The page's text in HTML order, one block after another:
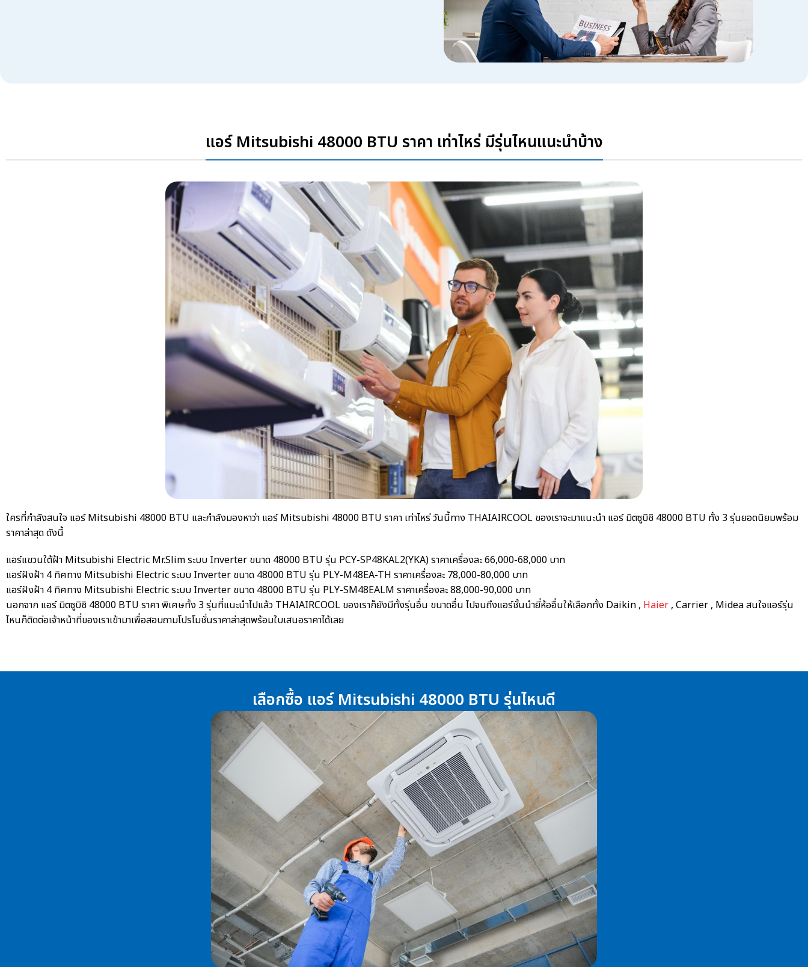
แอร์ Mitsubishi 48000 BTU ราคา เท่าไหร่ มีรุ่นไหนแนะนำบ้าง
ใครที่กำลังสนใจ แอร์ Mitsubishi 48000 BTU และกำลังมองหาว่า แอร์ Mitsubishi 48000 BTU ราคา เท่าไหร่ วันนี้ทาง THAIAIRCOOL ของเราจะมาแนะนำ แอร์ มิตซูบิชิ 48000 BTU ทั้ง 3 รุ่นยอดนิยมพร้อม
ราคาล่าสุด ดังนี้
แอร์แขวนใต้ฝ้า Mitsubishi Electric Mr.Slim ระบบ Inverter ขนาด 48000 BTU รุ่น PCY-SP48KAL2(YKA) ราคาเครื่องละ 66,000-68,000 บาท
แอร์ฝังฝ้า 4 ทิศทาง Mitsubishi Electric ระบบ Inverter ขนาด 48000 BTU รุ่น PLY-M48EA-TH ราคาเครื่องละ 78,000-80,000 บาท
แอร์ฝังฝ้า 4 ทิศทาง Mitsubishi Electric ระบบ Inverter ขนาด 48000 BTU รุ่น PLY-SM48EALM ราคาเครื่องละ 88,000-90,000 บาท
นอกจาก แอร์ มิตซูบิชิ 48000 BTU ราคาพิเศษทั้ง 3 รุ่นที่แนะนำไปแล้ว THAIAIRCOOL ของเราก็ยังมีทั้งรุ่นอื่น ขนาดอื่น ไปจนถึงแอร์ชั้นนำยี่ห้ออื่นให้เลือกทั้ง Daikin , Haier, Carrier , Midea สนใจแอร์รุ่น
ไหนก็ติดต่อเจ้าหน้าที่ของเราเข้ามาเพื่อสอบถามโปรโมชั่นราคาล่าสุดพร้อมใบเสนอราคาได้เลย
เลือกซื้อ แอร์ Mitsubishi 48000 BTU รุ่นไหนดี